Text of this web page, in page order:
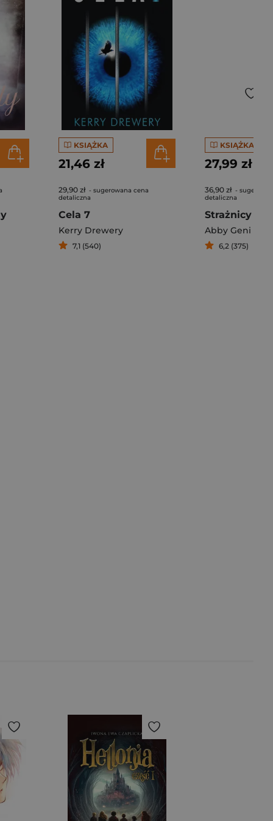
KSIĄŻKA
21,46 zł
29,90 zł - sugerowana cena
detaliczna
Cela 7
Kerry Drewery
7,1 (540)
KSIĄŻKA
27,99 zł
36,90 zł -
detaliczna
Strażnicy
Abby Geni
6,2 (375)